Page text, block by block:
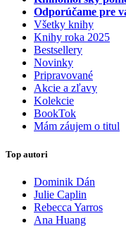
Odporúčame pre
Všetky knihy
Knihy roka 2025
Bestsellery
Novinky
Pripravované
Akcie a zľavy
Kolekcie
BookTok
Mám záujem o titul
Top autori
Dominik Dán
Julie Caplin
Rebecca Yarros
Ana Huang